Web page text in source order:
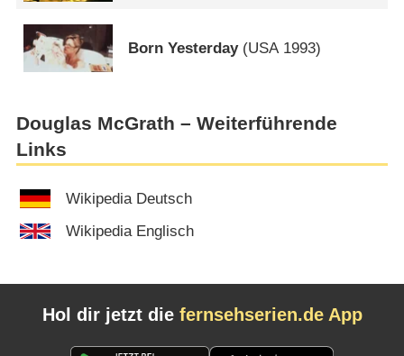
Born Yesterday(USA1993)
Douglas McGrath – Weiterführende
Links
Wikipedia Deutsch
Wikipedia Englisch
Hol dir jetzt die fernsehserien.de App